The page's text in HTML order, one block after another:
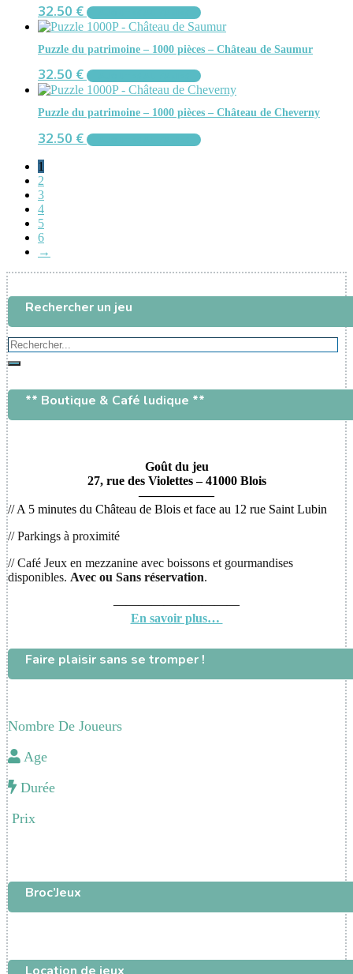
32.50 €
Puzzle du patrimoine – 1000 pièces – Château de Saumur
32.50 €
Puzzle du patrimoine – 1000 pièces – Château de Cheverny
32.50 €
1
2
3
4
5
6
→
Rechercher un jeu
Rechercher...
Rechercher
** Boutique & Café ludique **
Goût du jeu
27, rue des Violettes – 41000 Blois
——————
// A 5 minutes du Château de Blois et face au 12 rue Saint Lubin
// Parkings à proximité
// Café Jeux en mezzanine avec boissons et gourmandises
disponibles. Avec ou Sans réservation.
——————————
En savoir plus…
Faire plaisir sans se tromper !
Nombre De Joueurs
Age
Durée
Prix
Broc’Jeux